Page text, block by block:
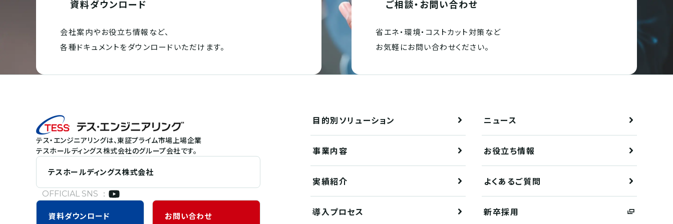
資料ダウンロード
会社案内やお役立ち情報など、
各種ドキュメントをダウンロードいただけます。
ご相談・お問い合わせ
省エネ・環境・ コストカット対策など
お気軽にお問い合わせください。
テス・エンジニアリングは、東証プライム市場上場企業
テスホールディングス株式会社のグループ会社です。
テスホールディングス株式会社
OFFICIAL SNS ：
資料ダウンロード お問い合わせ
目的別ソリューション ニュース
事業内容 お役立ち情報
実績紹介 よくあるご質問
導入プロセス 新卒採用